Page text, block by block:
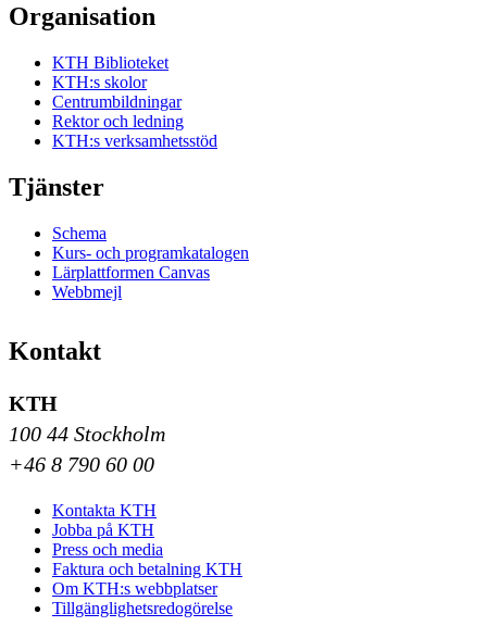
Organisation
KTH Biblioteket
KTH:s skolor
Centrumbildningar
Rektor och ledning
KTH:s verksamhetsstöd
Tjänster
Schema
Kurs- och programkatalogen
Lärplattformen Canvas
Webbmejl
Kontakt
KTH
100 44 Stockholm
+46 8 790 60 00
Kontakta KTH
Jobba på KTH
Press och media
Faktura och betalning KTH
Om KTH:s webbplatser
Tillgänglighetsredogörelse